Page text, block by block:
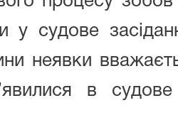
у судове
неявки
в